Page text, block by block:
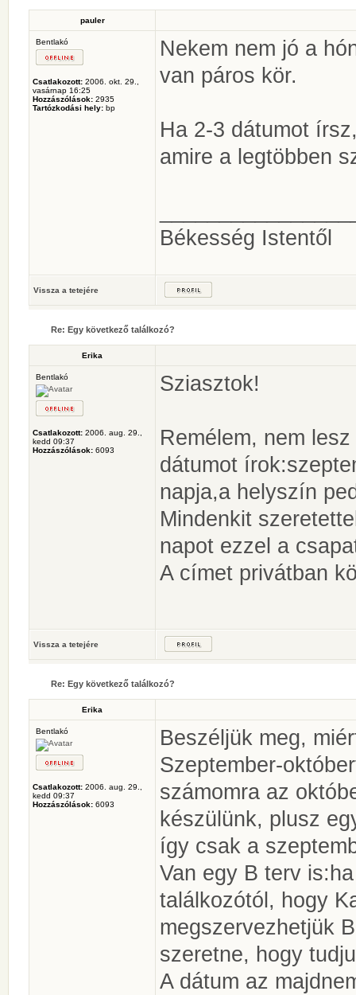
pauler
Bentlakó
Csatlakozott: 2006. okt. 29.,
vasárnap 16:25
Hozzászólások: 2935
Tartózkodási hely: bp
Nekem nem jó a
van páros kör.
Ha 2-3 dátumot
amire a legtöbben
Békesség Istentől
Vissza a tetejére
Re: Egy következő találkozó?
Erika
Bentlakó
Csatlakozott: 2006. aug. 29.,
kedd 09:37
Hozzászólások: 6093
Sziasztok!
Remélem, nem
dátumot
napja,a helyszín
Mindenkit
napot ezzel a
A címet privátban
Vissza a tetejére
Re: Egy következő találkozó?
Erika
Bentlakó
Csatlakozott: 2006. aug. 29.,
kedd 09:37
Hozzászólások: 6093
Beszéljük meg,
Szeptember-
számomra az
készülünk, plusz
így csak a
Van egy B terv
találkozótól, hogy
megszervezhetjük
szeretne, hogy
A dátum az